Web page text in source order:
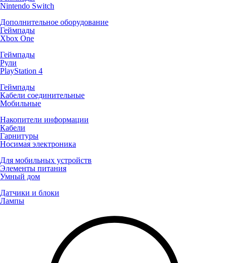
Nintendo Switch
Дополнительное оборудование
Геймпады
Xbox One
Геймпады
Рули
PlayStation 4
Геймпады
Кабели соединительные
Мобильные
Накопители информации
Кабели
Гарнитуры
Носимая электроника
Для мобильных устройств
Элементы питания
Умный дом
Датчики и блоки
Лампы